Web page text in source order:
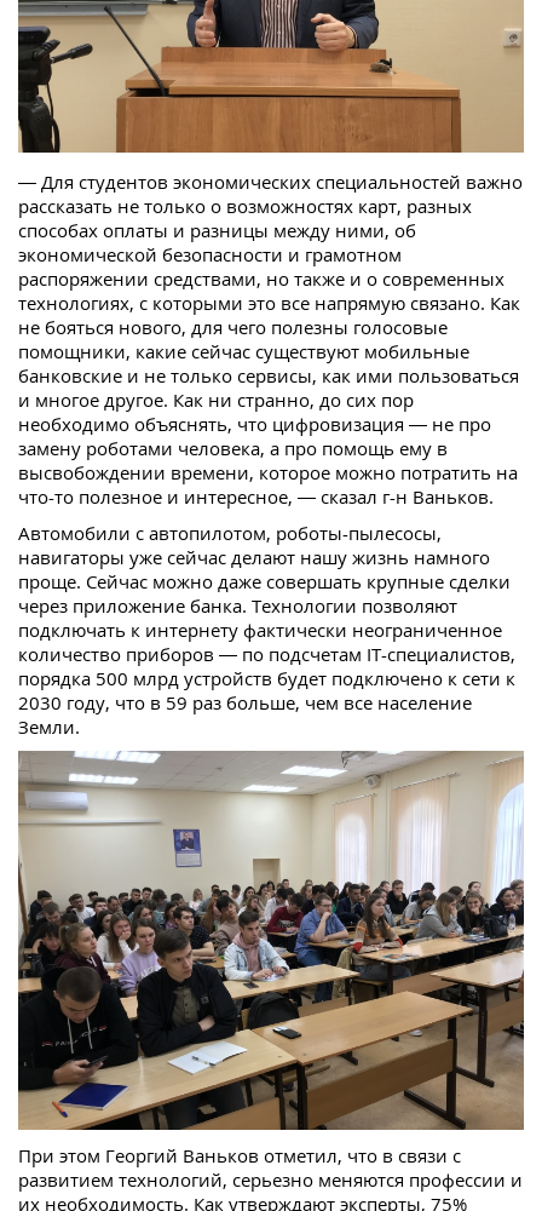
— Для студентов экономических специальностей важно
рассказать не только о возможностях карт, разных
способах оплаты и разницы между ними, об
экономической безопасности и грамотном
распоряжении средствами, но также и о современных
технологиях, с которыми это все напрямую связано. Как
не бояться нового, для чего полезны голосовые
помощники, какие сейчас существуют мобильные
банковские и не только сервисы, как ими пользоваться
и многое другое. Как ни странно, до сих пор
необходимо объяснять, что цифровизация — не про
замену роботами человека, а про помощь ему в
высвобождении времени, которое можно потратить на
что-то полезное и интересное, — сказал г-н Ваньков.
Автомобили с автопилотом, роботы-пылесосы,
навигаторы уже сейчас делают нашу жизнь намного
проще. Сейчас можно даже совершать крупные сделки
через приложение банка. Технологии позволяют
подключать к интернету фактически неограниченное
количество приборов — по подсчетам IT-специалистов,
порядка 500 млрд устройств будет подключено к сети к
2030 году, что в 59 раз больше, чем все население
Земли.
При этом Георгий Ваньков отметил, что в связи с
развитием технологий, серьезно меняются профессии и
их необходимость. Как утверждают эксперты, 75%